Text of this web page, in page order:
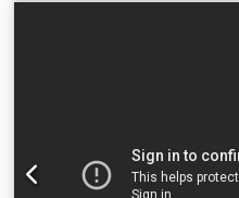
Motoreffekt: 105 kW
uppgifter utan garanti. Med
mellanförsäljning.